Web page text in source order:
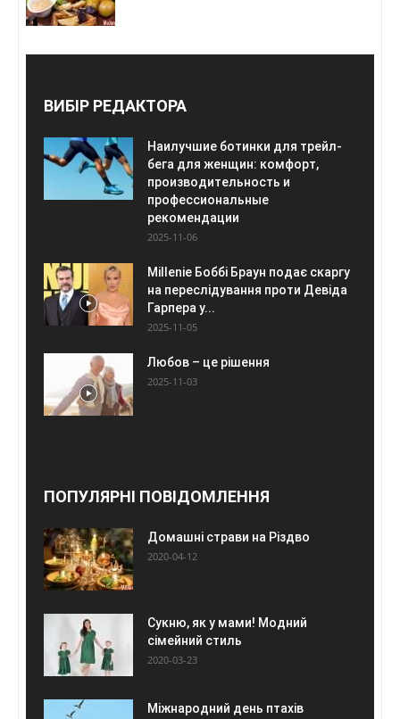
ВИБІР РЕДАКТОРА
Наилучшие ботинки для трейл-
бега для женщин: комфорт,
производительность и
профессиональные
рекомендации
2025-11-06
Millenie Боббі Браун подає скаргу
на переслідування проти Девіда
Гарпера у...
2025-11-05
Любов – це рішення
2025-11-03
ПОПУЛЯРНІ ПОВІДОМЛЕННЯ
Домашні страви на Різдво
2020-04-12
Сукню, як у мами! Модний
сімейний стиль
2020-03-23
Міжнародний день птахів